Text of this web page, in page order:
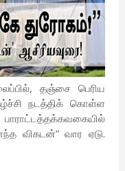
தஞ்சை பெரிய
நடத்திக் கொள்ள
விகடன்” வார ஏடு.